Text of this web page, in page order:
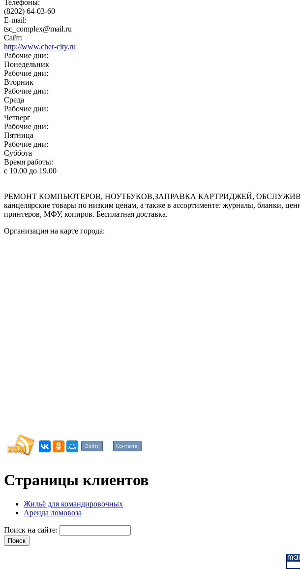
Телефоны:
(8202) 64-03-60
E-mail:
tsc_complex@mail.ru
Сайт:
http://www.cher-city.ru
Рабочие дни:
Понедельник
Рабочие дни:
Вторник
Рабочие дни:
Среда
Рабочие дни:
Четверг
Рабочие дни:
Пятница
Рабочие дни:
Суббота
Время работы:
с 10.00 до 19.00
РЕМОНТ КОМПЬЮТЕРОВ, НОУТБУКОВ,ЗАПРАВКА КАРТРИДЖЕЙ,
канцелярские товары по низким ценам, а также в ассортименте: журналы, бланки,
принтеров, МФУ, копиров. Бесплатная доставка.
Организация на карте города:
Войти Контакте
Страницы клиентов
Жильё для командировочных
Аренда ломовоза
Поиск на сайте: